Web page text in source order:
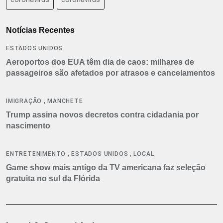
Notícias Recentes
ESTADOS UNIDOS
Aeroportos dos EUA têm dia de caos: milhares de
passageiros são afetados por atrasos e cancelamentos
IMIGRAÇÃO ,MANCHETE
Trump assina novos decretos contra cidadania por
nascimento
ENTRETENIMENTO ,ESTADOS UNIDOS ,LOCAL
Game show mais antigo da TV americana faz seleção
gratuita no sul da Flórida